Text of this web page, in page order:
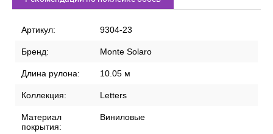
Артикул: 9304-23
Бренд: Monte Solaro
Длина рулона: 10.05 м
Коллекция: Letters
Материал
покрытия:
Виниловые